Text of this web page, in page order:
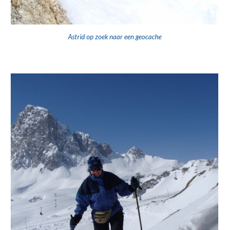
Astrid op zoek naar een geocache